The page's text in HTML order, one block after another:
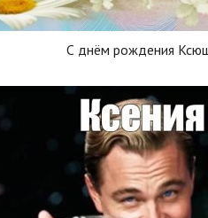
С днём рождения